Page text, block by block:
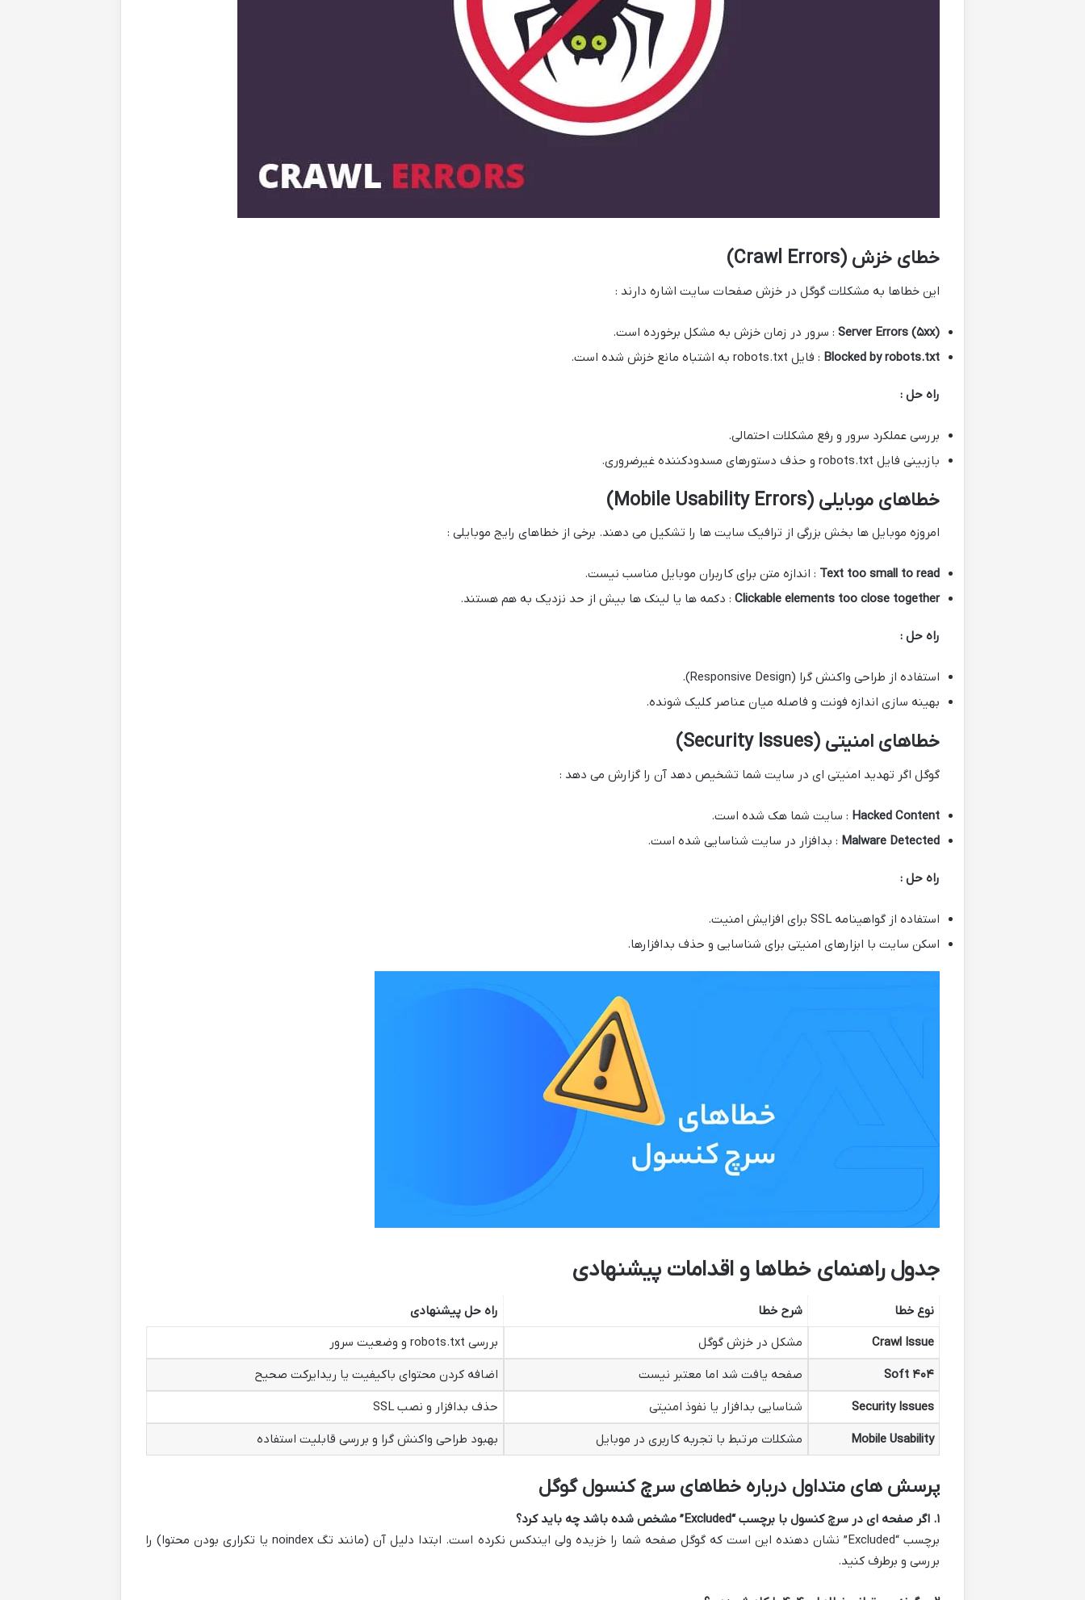
خطای خزش (Crawl Errors)
این خطاها به مشکلات گوگل در خزش صفحات سایت اشاره دارند :
Server Errors (۵xx)
: سرور در زمان خزش به مشکل برخورده است.
Blocked by robots.txt : فایل robots.txt به اشتباه مانع خزش شده است.
راه حل :
بررسی عملکرد سرور و رفع مشکلات احتمالی.
بازبینی فایل robots.txt و حذف دستورهای مسدودکننده غیرضروری.
خطاهای موبایلی (Mobile Usability Errors)
امروزه موبایل ها بخش بزرگی از ترافیک سایت ها را تشکیل می دهند. برخی از خطاهای رایج موبایلی :
Text too small to read : اندازه متن برای کاربران موبایل مناسب نیست.
Clickable elements too close together : دکمه ها یا لینک ها بیش از حد نزدیک به هم هستند.
راه حل :
استفاده از طراحی واکنش گرا (Responsive Design).
بهینه سازی اندازه فونت و فاصله میان عناصر کلیک شونده.
خطاهای امنیتی (Security Issues)
گوگل اگر تهدید امنیتی ای در سایت شما تشخیص دهد آن را گزارش می دهد :
Hacked Content : سایت شما هک شده است.
Malware Detected : بدافزار در سایت شناسایی شده است.
راه حل :
استفاده از گواهینامه SSL برای افزایش امنیت.
اسکن سایت با ابزارهای امنیتی برای شناسایی و حذف بدافزارها.
جدول راهنمای خطاها و اقدامات پیشنهادی
نوع خطا شرح خطا
راه حل پیشنهادی
Crawl Issue
مشکل در خزش گوگل
بررسی robots.txt و وضعیت سرور
Soft ۴۰۴ صفحه یافت شد اما معتبر نیست
اضافه کردن محتوای باکیفیت یا ریدایرکت صحیح
Security Issues
شناسایی بدافزار یا نفوذ امنیتی
حذف بدافزار و نصب SSL
Mobile Usability
مشکلات مرتبط با تجربه کاربری در موبایل بهبود طراحی واکنش گرا و بررسی قابلیت استفاده
پرسش های متداول درباره خطاهای سرچ کنسول گوگل
۱.اگر صفحه ای در سرچ کنسول با برچسب“Excluded”
مشخص شده باشد چه باید کرد؟
برچسب “Excluded” نشان دهنده این است که گوگل صفحه شما را خزیده ولی ایندکس نکرده است. ابتدا دلیل آن (مانند تگ noindex یا تکراری بودن محتوا) را
بررسی و برطرف کنید.